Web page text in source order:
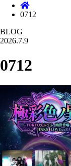
0712
BLOG
2026.7.9
0712